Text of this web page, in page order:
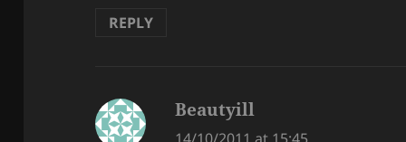
REPLY
Beautyill